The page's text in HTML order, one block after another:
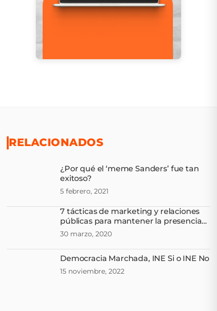
RELACIONADOS
¿Por qué el ‘meme Sanders’ fue tan
exitoso?
5 febrero, 2021
7 tácticas de marketing y relaciones
públicas para mantener la presencia
de marca en tiempos del COVID-19
30 marzo, 2020
Democracia Marchada, INE Si o INE No
15 noviembre, 2022